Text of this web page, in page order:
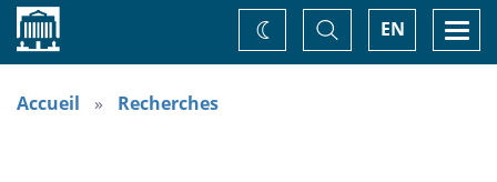
Accueil EN
Basculer
la
recherche
Changez
de
Accueil Recherches